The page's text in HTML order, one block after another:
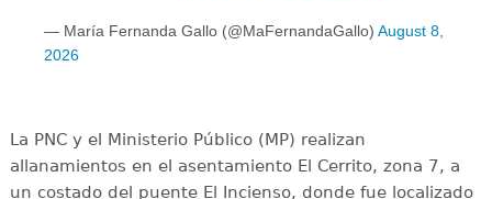
— María Fernanda Gallo (@MaFernandaGallo) August 8,
2026
La PNC y el Ministerio Público (MP) realizan
allanamientos en el asentamiento El Cerrito, zona 7, a
un costado del puente El Incienso, donde fue localizado